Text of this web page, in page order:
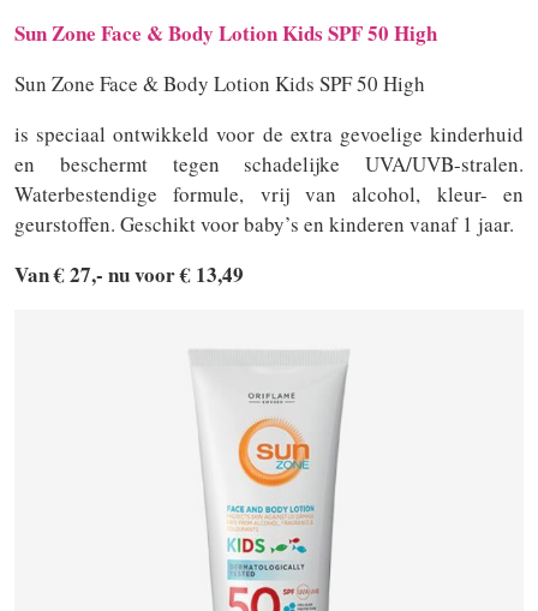
Sun Zone Face & Body Lotion Kids SPF 50 High
Sun Zone Face & Body Lotion Kids SPF 50 High
is speciaal ontwikkeld voor de extra gevoelige kinderhuid
en beschermt tegen schadelijke UVA/UVB-stralen.
Waterbestendige formule, vrij van alcohol, kleur- en
geurstoffen. Geschikt voor baby’s en kinderen vanaf 1 jaar.
Van € 27,- nu voor € 13,49